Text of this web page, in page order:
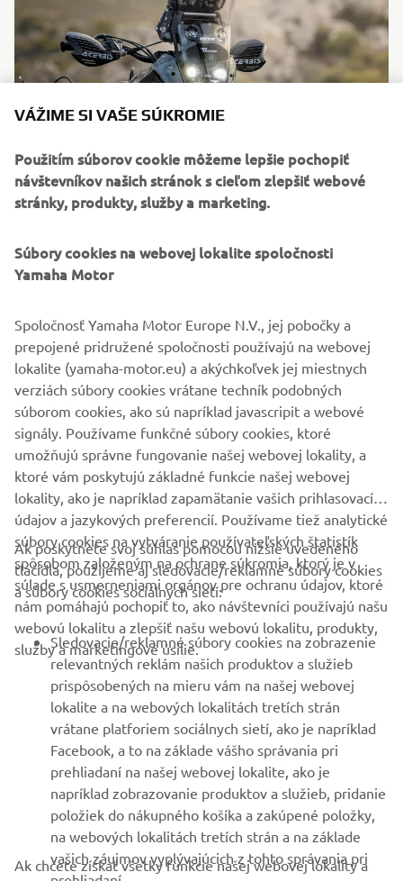
FIREMNÉ STRÁNKY
B2B
VIAC YAMAHA
PODPORA
BULLETIN
Získajte medzi prvými informácie o najnovších ponukách,
špeciálnych akciách, nových verziách a mnoho ďalšieho
VÁŽIME SI VAŠE SÚKROMIE
Použitím súborov cookie môžeme lepšie pochopiť
návštevníkov našich stránok s cieľom zlepšiť webové
stránky, produkty, služby a marketing.
Súbory cookies na webovej lokalite spoločnosti
Yamaha Motor
Spoločnosť Yamaha Motor Europe N.V., jej pobočky a
prepojené pridružené spoločnosti používajú na webovej
lokalite (yamaha-motor.eu) a akýchkoľvek jej miestnych
verziách súbory cookies vrátane techník podobných
súborom cookies, ako sú napríklad javascripit a webové
signály. Používame funkčné súbory cookies, ktoré
umožňujú správne fungovanie našej webovej lokality, a
ktoré vám poskytujú základné funkcie našej webovej
lokality, ako je napríklad zapamätanie vašich prihlasovacích
údajov a jazykových preferencií. Používame tiež analytické
súbory cookies na vytváranie používateľských štatistík
spôsobom založeným na ochrane súkromia, ktorý je v
súlade s usmerneniami orgánov pre ochranu údajov, ktoré
nám pomáhajú pochopiť to, ako návštevníci používajú našu
webovú lokalitu a zlepšiť našu webovú lokalitu, produkty,
služby a marketingové úsilie.
Ak poskytnete svoj súhlas pomocou nižšie uvedeného
tlačidla, použijeme aj sledovacie/reklamné súbory cookies
a súbory cookies sociálnych sietí:
Sledovacie/reklamné súbory cookies na zobrazenie
relevantných reklám našich produktov a služieb
prispôsobených na mieru vám na našej webovej
lokalite a na webových lokalitách tretích strán
vrátane platforiem sociálnych sietí, ako je napríklad
Facebook, a to na základe vášho správania pri
prehliadaní na našej webovej lokalite, ako je
napríklad zobrazovanie produktov a služieb, pridanie
položiek do nákupného košíka a zakúpené položky,
na webových lokalitách tretích strán a na základe
vašich záujmov vyplývajúcich z tohto správania pri
Ak chcete získať všetky funkcie našej webovej lokality a